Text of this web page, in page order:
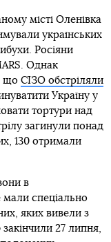
місті Оленівка
українських
Росіяни
Однак
що СІЗО обстріляли
Україну у
тортури над
загинули понад
130 отримали
в
спеціально
яких вивели з
27 липня,